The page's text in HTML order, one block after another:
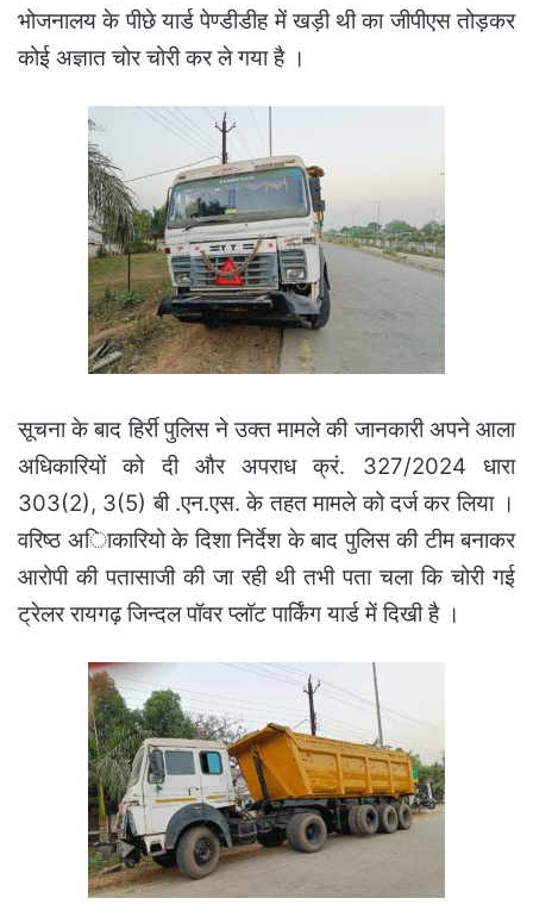
भोजनालय के पीछे यार्ड पेण्डीडीह में खड़ी थी का जीपीएस तोड़कर
कोई अज्ञात चोर चोरी कर ले गया है ।
सूचना के बाद हिर्री पुलिस ने उक्त मामले की जानकारी अपने आला
अधिकारियों को दी और अपराध क्रं. 327/2024 धारा
303(2), 3(5) बी .एन.एस. के तहत मामले को दर्ज कर लिया ।
वरिष्ठ अािकारियो के दिशा निर्देश के बाद पुलिस की टीम बनाकर
आरोपी की पतासाजी की जा रही थी तभी पता चला कि चोरी गई
ट्रेलर रायगढ़ जिन्दल पॉवर प्लॉट पार्किंग यार्ड में दिखी है ।